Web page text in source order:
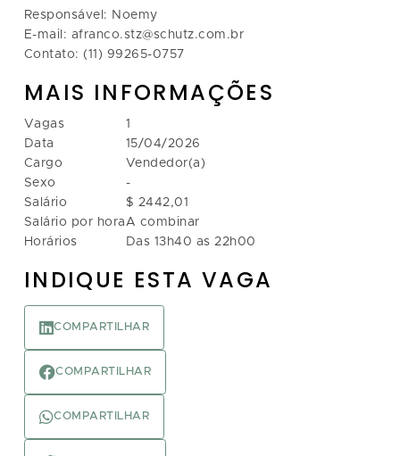
Responsável: Noemy
E-mail: afranco.stz@schutz.com.br
Contato: (11) 99265-0757
MAIS INFORMAÇÕES
Vagas
Data
Cargo
Sexo
Salário
Salário por hora
Horários
1
15/04/2026
Vendedor(a)
-
$ 2442,01
A combinar
Das 13h40 as 22h00
INDIQUE ESTA VAGA
COMPARTILHAR
COMPARTILHAR
COMPARTILHAR